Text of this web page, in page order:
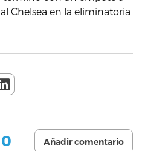
Chelsea en la eliminatoria
0 Añadir comentario